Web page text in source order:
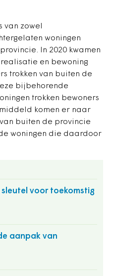
van zowel
woningen
In 2020 kwamen
en bewoning
trokken van buiten de
bijbehorende
trokken bewoners
komen er naar
buiten de provincie
woningen die daardoor
voor toekomstig
aanpak van